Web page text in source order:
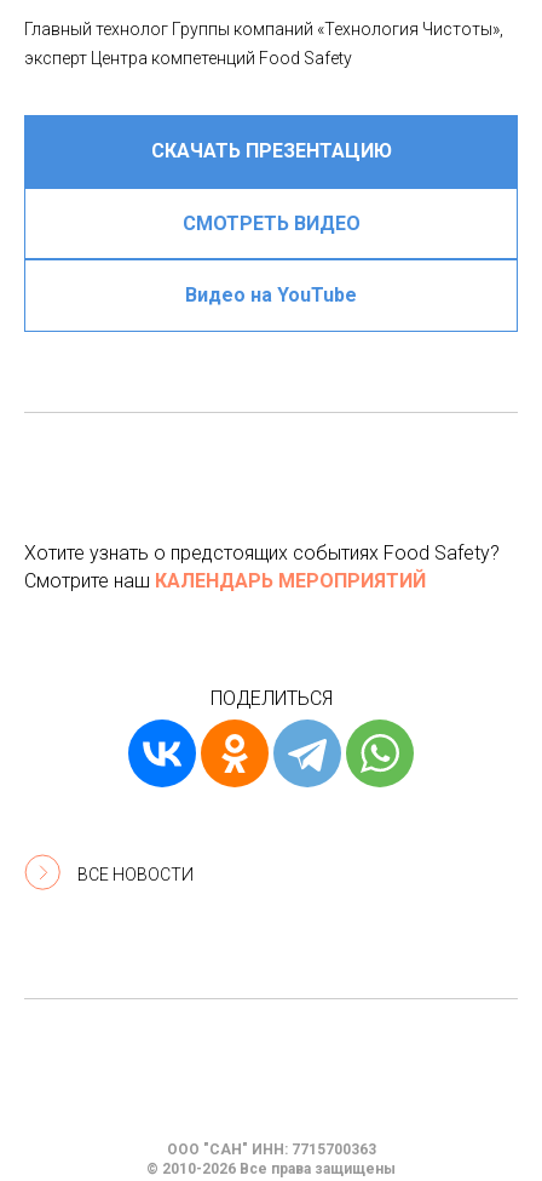
Главный технолог Группы компаний «Технология Чистоты»,
эксперт Центра компетенций Food Safety
СКАЧАТЬ ПРЕЗЕНТАЦИЮ
СМОТРЕТЬ ВИДЕО
Видео на YouTube
Хотите узнать о предстоящих событиях Food Safety?
Смотрите наш КАЛЕНДАРЬ МЕРОПРИЯТИЙ
ПОДЕЛИТЬСЯ
ВСЕ НОВОСТИ
ООО "САН" ИНН: 7715700363
© 2010-2026 Все права защищены